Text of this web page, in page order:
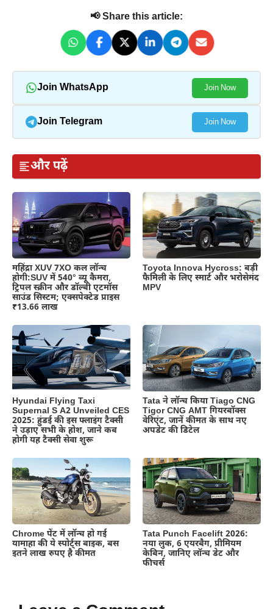
📢 Share this article:
Join WhatsApp Join Now
Join Telegram Join Now
और पढ़ें
महिंद्रा XUV 7XO कल लॉन्च
होगी:SUV में 540° व्यू कैमरा,
ट्रिपल स्क्रीन और डॉल्बी एटमॉस
साउंड सिस्टम; एक्सपेक्टेड प्राइस
₹13.66 लाख
Toyota Innova Hycross: बड़ी
फैमिली के लिए स्मार्ट और भरोसेमंद
MPV
Hyundai Flying Taxi
Supernal S A2 Unveiled CES
2025: हुंडई की इस फ्लाइंग टैक्सी
ने उड़ाए सभी के होश, जाने कब
होगी यह टैक्सी सेवा शुरू
Tata ने लॉन्च किया Tiago CNG
Tigor CNG AMT गियरबॉक्स
वेरिएंट, जानें कीमत के साथ नए
अपडेट की डिटेल
Chrome पेंट में लॉन्च हो गई
यामाहा की ये स्पोर्ट्स बाइक, बस
इतने लाख रुपए है कीमत
Tata Punch Facelift 2026:
नया लुक, 6 एयरबैग, प्रीमियम
केबिन, जानिए लॉन्च डेट और
फीचर्स